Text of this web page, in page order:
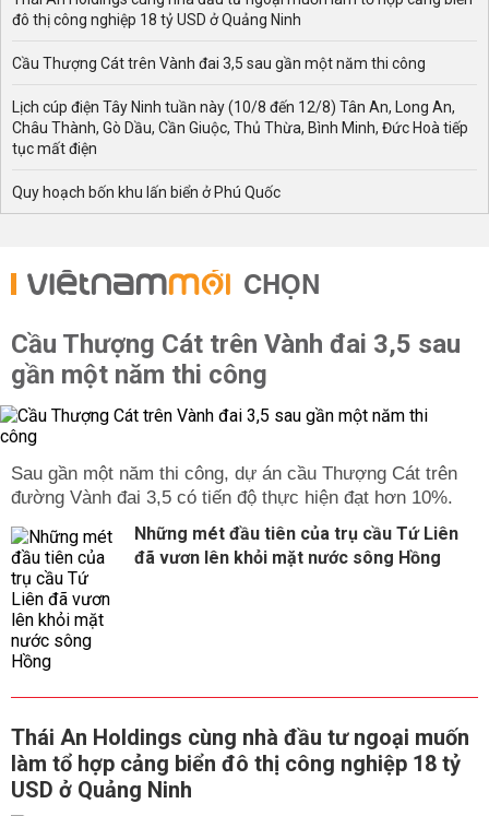
đô thị công nghiệp 18 tỷ USD ở Quảng Ninh
Cầu Thượng Cát trên Vành đai 3,5 sau gần một năm thi công
Lịch cúp điện Tây Ninh tuần này (10/8 đến 12/8) Tân An, Long An,
Châu Thành, Gò Dầu, Cần Giuộc, Thủ Thừa, Bình Minh, Đức Hoà tiếp
tục mất điện
Quy hoạch bốn khu lấn biển ở Phú Quốc
CHỌN
Cầu Thượng Cát trên Vành đai 3,5 sau
gần một năm thi công
Sau gần một năm thi công, dự án cầu Thượng Cát trên
đường Vành đai 3,5 có tiến độ thực hiện đạt hơn 10%.
Những mét đầu tiên của trụ cầu Tứ Liên
đã vươn lên khỏi mặt nước sông Hồng
Thái An Holdings cùng nhà đầu tư ngoại muốn
làm tổ hợp cảng biển đô thị công nghiệp 18 tỷ
USD ở Quảng Ninh